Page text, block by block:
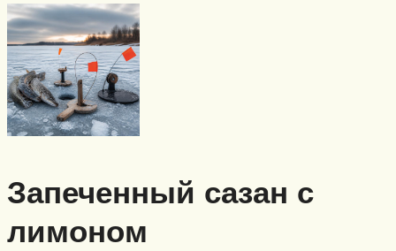
Запеченный сазан с
лимоном